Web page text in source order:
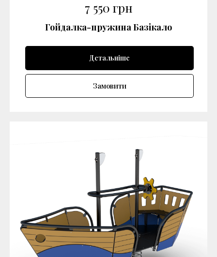
7 550 грн
Гойдалка-пружина Базікало
Детальніше
Замовити